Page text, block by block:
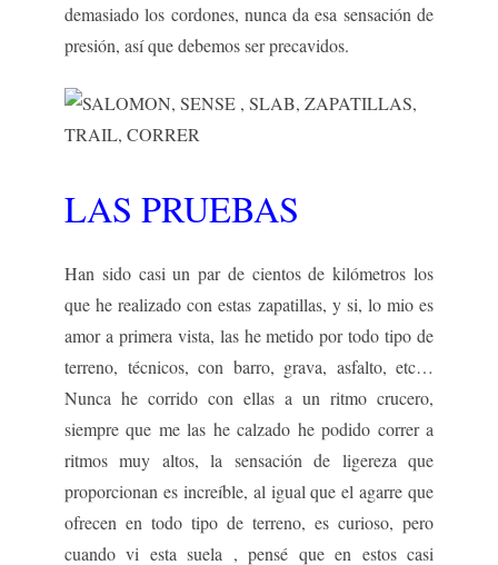
demasiado los cordones, nunca da esa sensación de
presión, así que debemos ser precavidos.
LAS PRUEBAS
Han sido casi un par de cientos de kilómetros los
que he realizado con estas zapatillas, y si, lo mio es
amor a primera vista, las he metido por todo tipo de
terreno, técnicos, con barro, grava, asfalto, etc…
Nunca he corrido con ellas a un ritmo crucero,
siempre que me las he calzado he podido correr a
ritmos muy altos, la sensación de ligereza que
proporcionan es increíble, al igual que el agarre que
ofrecen en todo tipo de terreno, es curioso, pero
cuando vi esta suela , pensé que en estos casi